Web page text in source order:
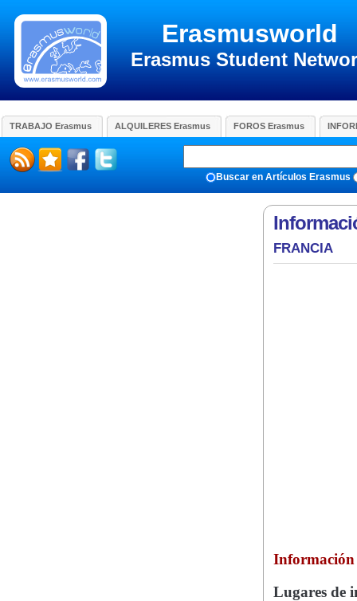
Erasmusworld
Erasmus Student
TRABAJO Erasmus ALQUILERES Erasmus FOROS Erasmus
Buscar en Artículos Erasmus
FRANCIA
Información
Lugares de